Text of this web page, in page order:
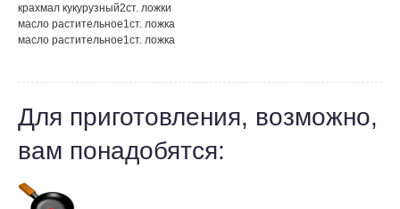
крахмал кукурузный2ст. ложки
масло растительное1ст. ложка
масло растительное1ст. ложка
Для приготовления, возможно,
вам понадобятся: